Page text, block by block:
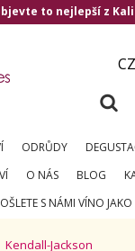
CZ
ODRŮDY
O NÁS BLOG
S NÁMI VÍNO JAKO
Kendall-Jackson